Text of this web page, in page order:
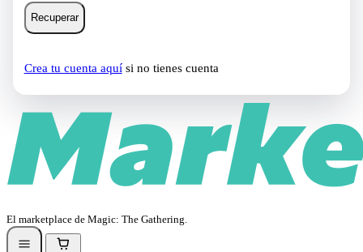
Recuperar
Crea tu cuenta aquísi no tienes cuenta
El marketplace de Magic: The Gathering.